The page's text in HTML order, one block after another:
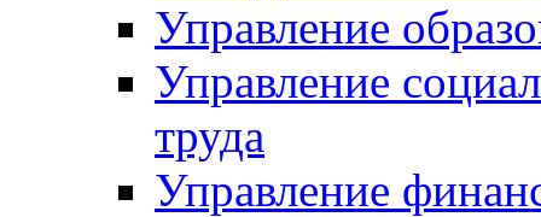
Управление
Управление
труда
Управление